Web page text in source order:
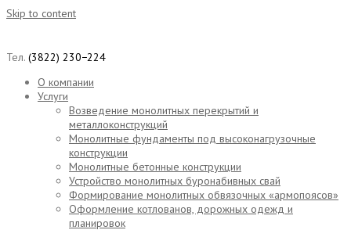
Skip to content
Тел. (3822) 230−224
О компании
Услуги
Возведение монолитных перекрытий и
металлоконструкций
Монолитные фундаменты под высоконагрузочные
конструкции
Монолитные бетонные конструкции
Устройство монолитных буронабивных свай
Формирование монолитных обвязочных «армопоясов»
Оформление котлованов, дорожных одежд и
планировок